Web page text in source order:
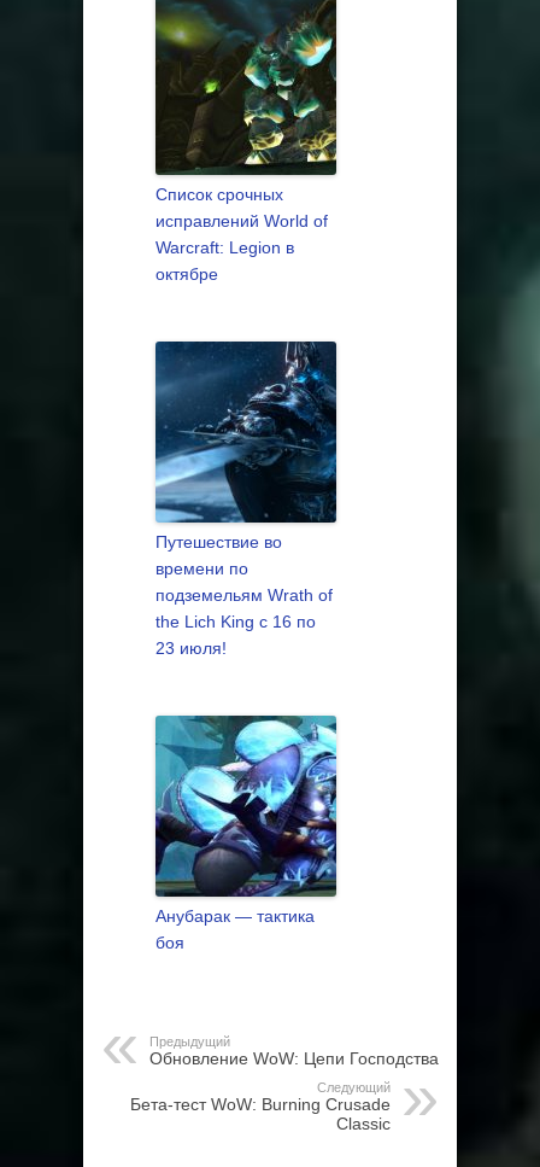
Список срочных
исправлений World of
Warcraft: Legion в
октябре
Путешествие во
времени по
подземельям Wrath of
the Lich King с 16 по
23 июля!
Анубарак — тактика
боя
Предыдущий
Обновление WoW: Цепи Господства
Следующий
Бета-тест WoW: Burning Crusade
Classic